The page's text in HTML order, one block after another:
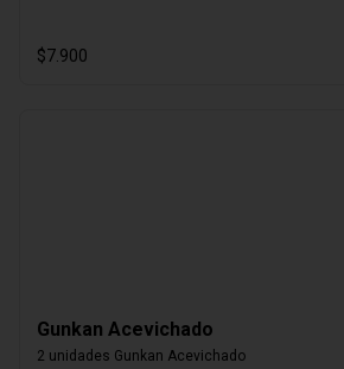
$7.900
Gunkan Acevichado
2 unidades Gunkan Acevichado